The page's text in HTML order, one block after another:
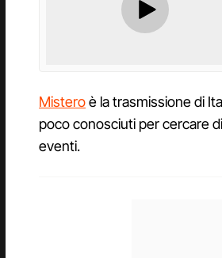
Misteroè la trasmissione di
poco conosciuti per cercare
eventi.